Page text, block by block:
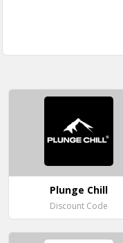
Plunge Chill
Discount Code